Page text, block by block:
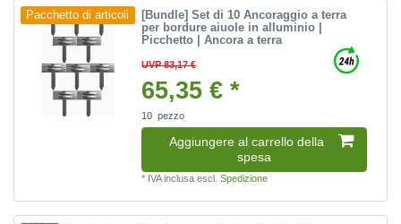
Pacchetto di articoli
[Bundle] Set di 10 Ancoraggio a terra
per bordure aiuole in alluminio |
Picchetto | Ancora a terra
UVP 83,17 €
65,35 € *
10 pezzo
Aggiungere al carrello della
spesa
* IVA inclusa escl.Spedizione